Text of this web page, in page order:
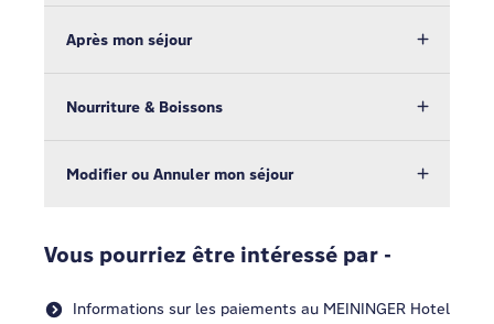
Après mon séjour
Nourriture & Boissons
Modifier ou Annuler mon séjour
Vous pourriez être intéressé par -
Informations sur les paiements au MEININGER Hotel